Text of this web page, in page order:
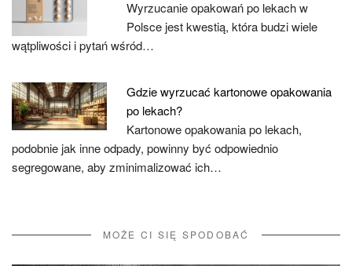
Wyrzucanie opakowań po lekach w
Polsce jest kwestią, która budzi wiele
wątpliwości i pytań wśród…
Gdzie wyrzucać kartonowe opakowania
po lekach?
Kartonowe opakowania po lekach,
podobnie jak inne odpady, powinny być odpowiednio
segregowane, aby zminimalizować ich…
MOŻE CI SIĘ SPODOBAĆ